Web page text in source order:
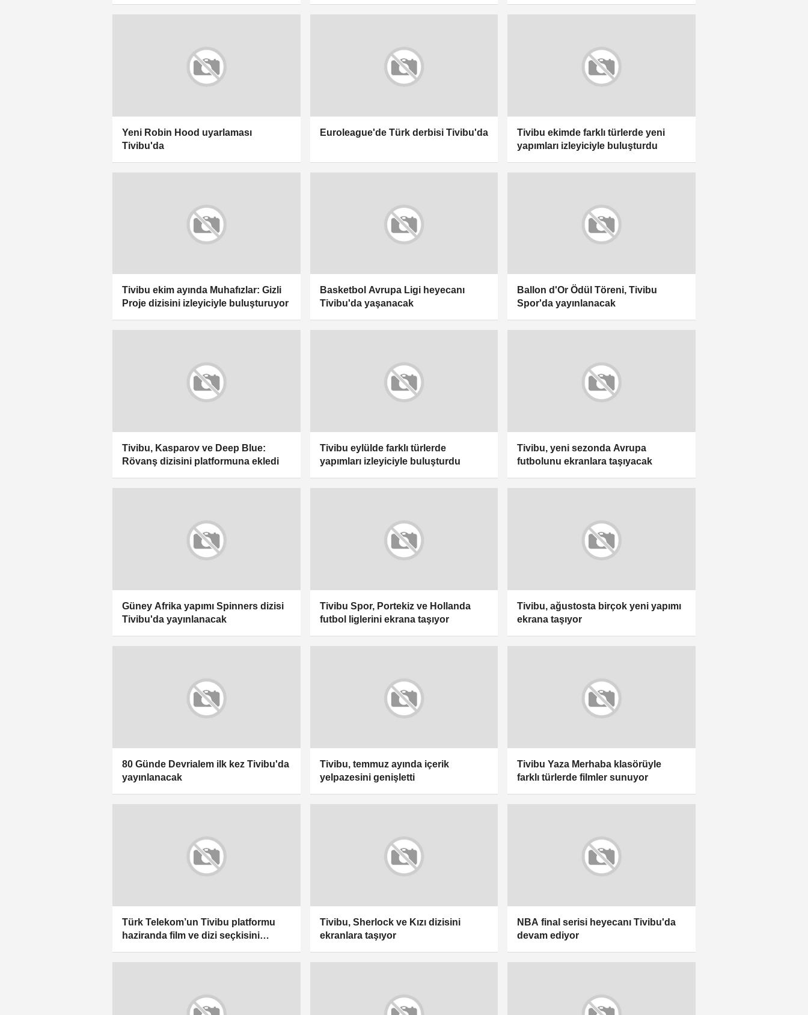
Yeni Robin Hood uyarlaması
Tivibu'da
Euroleague'de Türk derbisi Tivibu'da
Tivibu ekimde farklı türlerde yeni
yapımları izleyiciyle buluşturdu
Tivibu ekim ayında Muhafızlar: Gizli
Proje dizisini izleyiciyle buluşturuyor
Basketbol Avrupa Ligi heyecanı
Tivibu'da yaşanacak
Ballon d'Or Ödül Töreni, Tivibu
Spor'da yayınlanacak
Tivibu, Kasparov ve Deep Blue:
Rövanş dizisini platformuna ekledi
Tivibu eylülde farklı türlerde
yapımları izleyiciyle buluşturdu
Tivibu, yeni sezonda Avrupa
futbolunu ekranlara taşıyacak
Güney Afrika yapımı Spinners dizisi
Tivibu'da yayınlanacak
Tivibu Spor, Portekiz ve Hollanda
futbol liglerini ekrana taşıyor
Tivibu, ağustosta birçok yeni yapımı
ekrana taşıyor
80 Günde Devrialem ilk kez Tivibu'da
yayınlanacak
Tivibu, temmuz ayında içerik
yelpazesini genişletti
Tivibu Yaza Merhaba klasörüyle
farklı türlerde filmler sunuyor
Türk Telekom’un Tivibu platformu
haziranda film ve dizi seçkisini
Tivibu, Sherlock ve Kızı dizisini
ekranlara taşıyor
NBA final serisi heyecanı Tivibu'da
devam ediyor